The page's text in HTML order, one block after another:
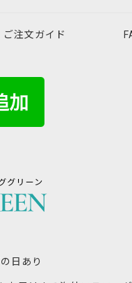
ご注文ガイド
日あり